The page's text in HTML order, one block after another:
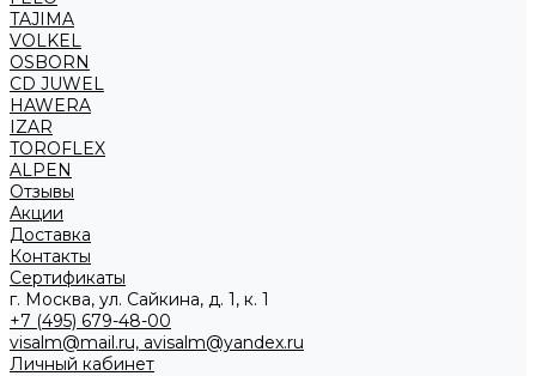
TAJIMA
VOLKEL
OSBORN
CD JUWEL
HAWERA
IZAR
TOROFLEX
ALPEN
Отзывы
Акции
Доставка
Контакты
Сертификаты
г. Москва, ул. Сайкина, д. 1, к. 1
+7 (495) 679-48-00
visalm@mail.ru, avisalm@yandex.ru
Личный кабинет